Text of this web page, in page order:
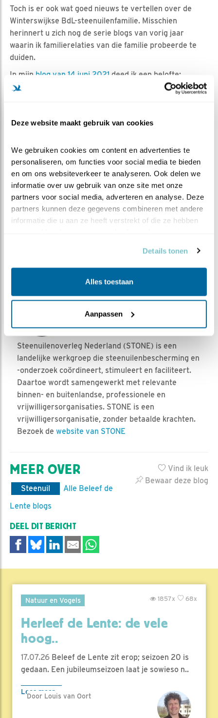
Deze website maakt gebruik van cookies
We gebruiken cookies om content en advertenties te
personaliseren, om functies voor social media te bieden
en om ons websiteverkeer te analyseren. Ook delen we
informatie over uw gebruik van onze site met onze
partners voor social media, adverteren en analyse. Deze
partners kunnen deze gegevens combineren met andere
informatie die u aan ze heeft verstrekt of die ze hebben
Details tonen
Alles toestaan
Aanpassen
Toch is er ook wat goed nieuws te vertellen over de
Winterswijkse BdL-steenuilenfamilie. Misschien
herinnert u zich nog de serie blogs van vorig jaar
waarin ik familierelaties van die familie probeerde te
duiden.
In mijn blog van 14 juni 2021 deed ik een belofte:
“Mochten we in de toekomst ooit een weerzien hebben
Beloofd!”En belofte maakt schuld.
bewoonde nestkast een broedende vrouw aan die een
nakomeling van het Winterswijkse BdL-stel blijkt te zijn.
Om precies te zijn achterkleindochter .651,geboren op
10 mei 2021 in territorium 575 , dochter van
kleindochter .942. Ik vond in het archief nog een
jeugdfoto van haar, die de header van dit blog siert.
haar ouderlijke buurtje te blijven hangen wijselijk
opgevolgd. Ze heeft zich tegen de familiegewoonte in
op maar liefst 2,4 km van haar ouderlijk huis gevestigd!
Steenuilenoverleg Nederland (STONE) is een
landelijke werkgroep die steenuilenbescherming en
-onderzoek coördineert, stimuleert en faciliteert.
Daartoe wordt samengewerkt met relevante
binnen- en buitenlandse, professionele en
vrijwilligersorganisaties. STONE is een
vrijwilligersorganisatie, zonder betaalde krachten.
Bezoek de website van STONE
Vind ik leuk
Bewaar deze blog
MEER OVER
Steenuil
Alle Beleef de
Lente blogs
DEEL DIT BERICHT
Natuur en Vogels 68x
1857x
Herleef de Lente: de vele
hoog..
17.07.26 Beleef de Lente zit erop; seizoen 20 is
gedaan. Een jubileumseizoen laat je sowieso n..
Lees meer
Door Louis van Oort